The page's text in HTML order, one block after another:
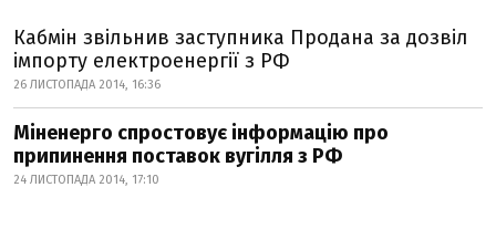
Кабмін звільнив заступника Продана за дозвіл
імпорту електроенергії з РФ
26 ЛИСТОПАДА 2014, 16:36
Міненерго спростовує інформацію про
припинення поставок вугілля з РФ
24 ЛИСТОПАДА 2014, 17:10